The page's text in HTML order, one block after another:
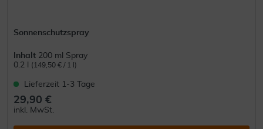
Sonnenschutzspray
Inhalt 200 ml Spray
0.2 l
(149,50 € / 1 l)
Lieferzeit 1-3 Tage
29,90 €
inkl. MwSt.